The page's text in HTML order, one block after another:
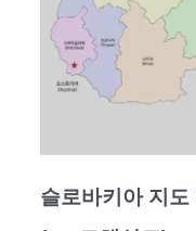
슬로바키아 지